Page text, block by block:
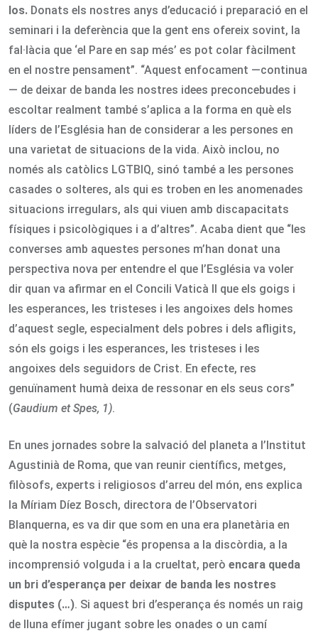
los. Donats els nostres anys d’educació i preparació en el
seminari i la deferència que la gent ens ofereix sovint, la
fal·làcia que ‘el Pare en sap més’ es pot colar fàcilment
en el nostre pensament”. “Aquest enfocament —continua
— de deixar de banda les nostres idees preconcebudes i
escoltar realment també s’aplica a la forma en què els
líders de l’Església han de considerar a les persones en
una varietat de situacions de la vida. Això inclou, no
només als catòlics LGTBIQ, sinó també a les persones
casades o solteres, als qui es troben en les anomenades
situacions irregulars, als qui viuen amb discapacitats
físiques i psicològiques i a d’altres”. Acaba dient que “les
converses amb aquestes persones m’han donat una
perspectiva nova per entendre el que l’Església va voler
dir quan va afirmar en el Concili Vaticà II que els goigs i
les esperances, les tristeses i les angoixes dels homes
d’aquest segle, especialment dels pobres i dels afligits,
són els goigs i les esperances, les tristeses i les
angoixes dels seguidors de Crist. En efecte, res
genuïnament humà deixa de ressonar en els seus cors”
(Gaudium et Spes, 1).
En unes jornades sobre la salvació del planeta a l’Institut
Agustinià de Roma, que van reunir científics, metges,
filòsofs, experts i religiosos d’arreu del món, ens explica
la Míriam Díez Bosch, directora de l’Observatori
Blanquerna, es va dir que som en una era planetària en
què la nostra espècie “és propensa a la discòrdia, a la
incomprensió volguda i a la crueltat, però encara queda
un bri d’esperança per deixar de banda les nostres
disputes (…). Si aquest bri d’esperança és només un raig
de lluna efímer jugant sobre les onades o un camí